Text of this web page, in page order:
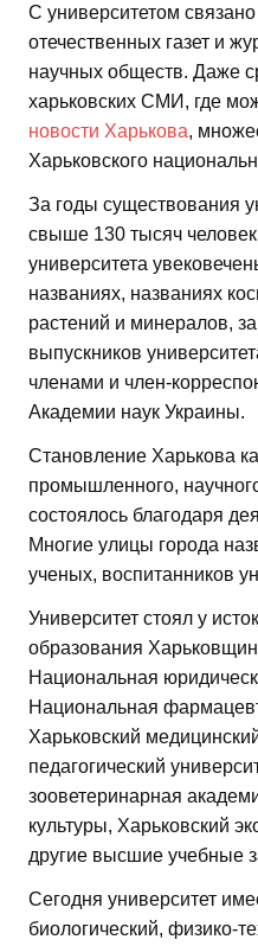
С университетом
отечественных газет и
научных обществ. Даже
харьковских СМИ, где
новости Харькова,
Харьковского
За годы существования
свыше 130 тысяч
университета
названиях, названиях
растений и минералов,
выпускников
членами и член-
Академии наук Украины.
Становление Харькова
промышленного,
состоялось благодаря
Многие улицы города
ученых, воспитанников
Университет стоял у
образования
Национальная
Национальная
Харьковский
педагогический
зооветеринарная
культуры, Харьковский
другие высшие учебные
Сегодня университет
биологический, физико-